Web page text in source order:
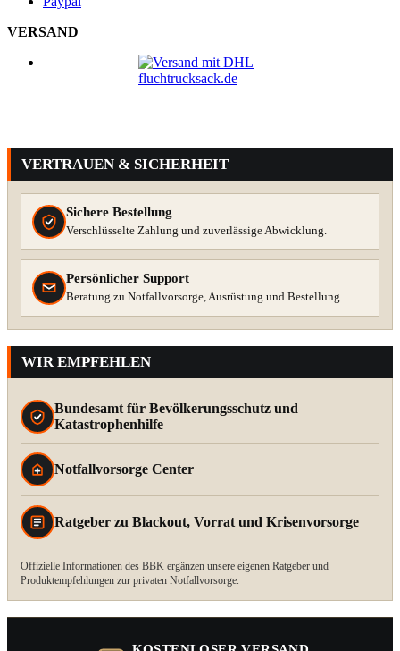
VERSAND
VERTRAUEN & SICHERHEIT
Sichere Bestellung
Verschlüsselte Zahlung und zuverlässige Abwicklung.
Persönlicher Support
Beratung zu Notfallvorsorge, Ausrüstung und Bestellung.
WIR EMPFEHLEN
Bundesamt für Bevölkerungsschutz und
Katastrophenhilfe
Notfallvorsorge Center
Ratgeber zu Blackout, Vorrat und Krisenvorsorge
Offizielle Informationen des BBK ergänzen unsere eigenen Ratgeber und
Produktempfehlungen zur privaten Notfallvorsorge.